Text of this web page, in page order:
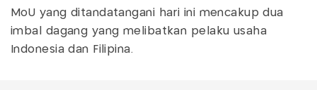
MoU yang ditandatangani hari ini mencakup dua
imbal dagang yang melibatkan pelaku usaha
Indonesia dan Filipina.